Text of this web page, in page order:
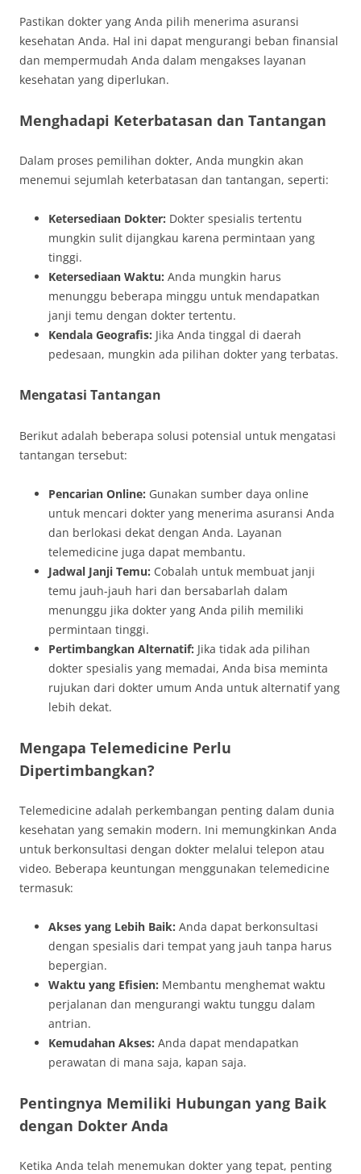
Pastikan dokter yang Anda pilih menerima asuransi
kesehatan Anda. Hal ini dapat mengurangi beban finansial
dan mempermudah Anda dalam mengakses layanan
kesehatan yang diperlukan.
Menghadapi Keterbatasan dan Tantangan
Dalam proses pemilihan dokter, Anda mungkin akan
menemui sejumlah keterbatasan dan tantangan, seperti:
Ketersediaan Dokter: Dokter spesialis tertentu
mungkin sulit dijangkau karena permintaan yang
tinggi.
Ketersediaan Waktu: Anda mungkin harus
menunggu beberapa minggu untuk mendapatkan
janji temu dengan dokter tertentu.
Kendala Geografis: Jika Anda tinggal di daerah
pedesaan, mungkin ada pilihan dokter yang terbatas.
Mengatasi Tantangan
Berikut adalah beberapa solusi potensial untuk mengatasi
tantangan tersebut:
Pencarian Online: Gunakan sumber daya online
untuk mencari dokter yang menerima asuransi Anda
dan berlokasi dekat dengan Anda. Layanan
telemedicine juga dapat membantu.
Jadwal Janji Temu: Cobalah untuk membuat janji
temu jauh-jauh hari dan bersabarlah dalam
menunggu jika dokter yang Anda pilih memiliki
permintaan tinggi.
Pertimbangkan Alternatif: Jika tidak ada pilihan
dokter spesialis yang memadai, Anda bisa meminta
rujukan dari dokter umum Anda untuk alternatif yang
lebih dekat.
Mengapa Telemedicine Perlu
Dipertimbangkan?
Telemedicine adalah perkembangan penting dalam dunia
kesehatan yang semakin modern. Ini memungkinkan Anda
untuk berkonsultasi dengan dokter melalui telepon atau
video. Beberapa keuntungan menggunakan telemedicine
termasuk:
Akses yang Lebih Baik: Anda dapat berkonsultasi
dengan spesialis dari tempat yang jauh tanpa harus
bepergian.
Waktu yang Efisien: Membantu menghemat waktu
perjalanan dan mengurangi waktu tunggu dalam
antrian.
Kemudahan Akses: Anda dapat mendapatkan
perawatan di mana saja, kapan saja.
Pentingnya Memiliki Hubungan yang Baik
dengan Dokter Anda
Ketika Anda telah menemukan dokter yang tepat, penting